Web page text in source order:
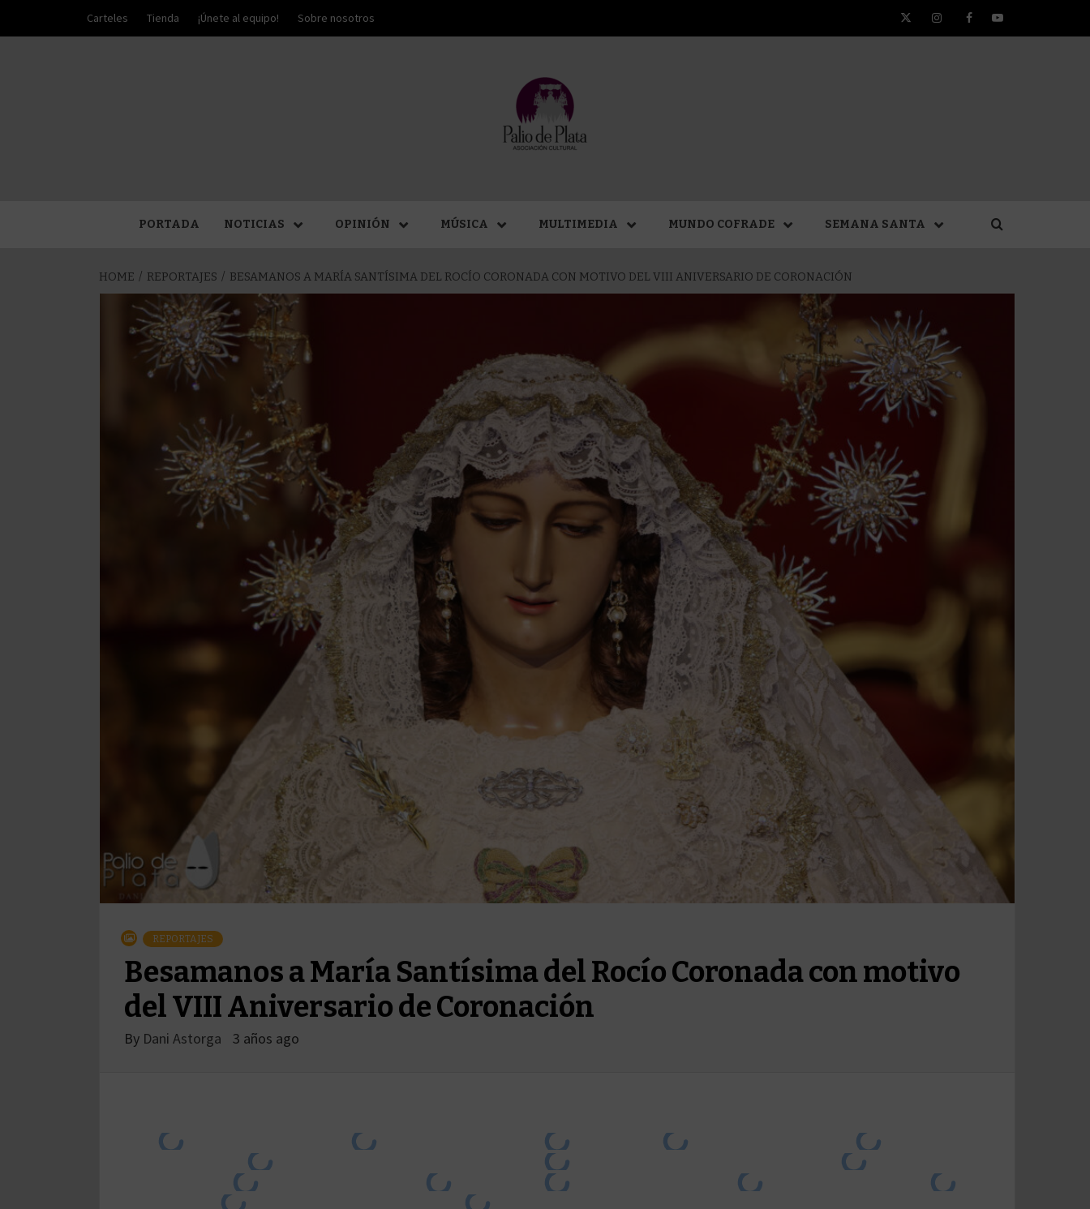
content
Carteles Tienda ¡Únete al equipo! Sobre nosotros TwitterInstagramFacebookYouTube
SEMANA SANTA DE
MÁLAGA
PORTADA NOTICIAS OPINIÓN MÚSICA MULTIMEDIA MUNDO COFRADE SEMANA SANTA
HOME REPORTAJES BESAMANOS A MARÍA SANTÍSIMA DEL ROCÍO CORONADA CON MOTIVO DEL VIII ANIVERSARIO DE CORONACIÓN
REPORTAJES
Besamanos a María Santísima del Rocío Coronada con motivo
del VIII Aniversario de Coronación
By Dani Astorga 3 años ago